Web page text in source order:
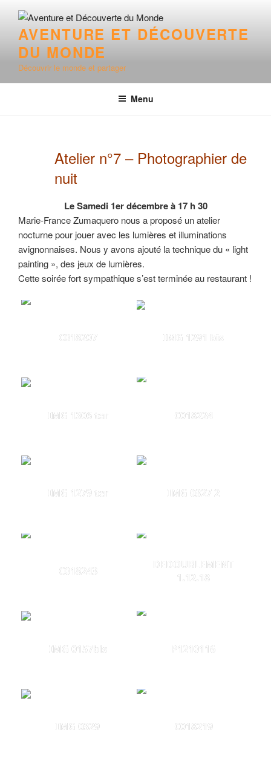
contenu
principal
AVENTURE ET DÉCOUVERTE
DU MONDE
Découvrir le monde et partager
Menu
Atelier n°7 – Photographier de
nuit
Le Samedi 1er décembre à 17 h 30
Marie-France Zumaquero nous a proposé un atelier
nocturne pour jouer avec les lumières et illuminations
avignonnaises. Nous y avons ajouté la technique du « light
painting », des jeux de lumières.
Cette soirée fort sympathique s’est terminée au restaurant !
C018207 IMG 1291 bis
IMG 1306 ter C018224
IMG 1279 ter IMG 0327 2
C018243
DEDOUBLEMENT
1.12.18
IMG 0157bis P1210116
IMG 0329 C018219